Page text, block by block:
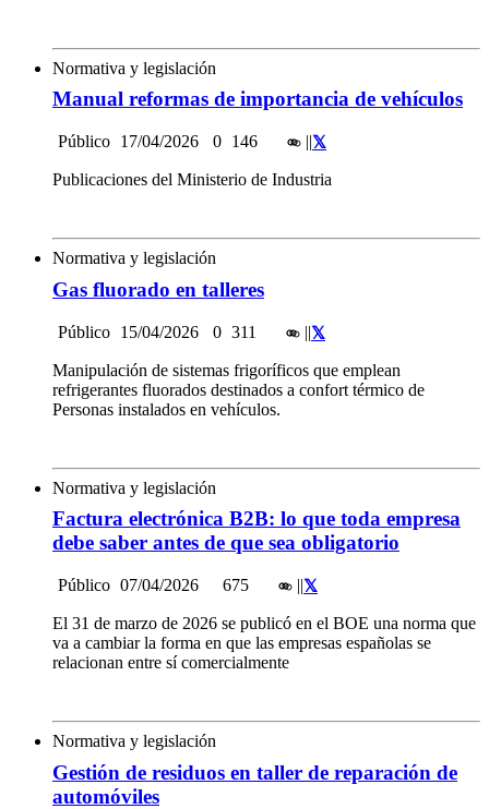
Normativa y legislación
Manual reformas de importancia de vehículos
Público 17/04/2026 0 146 ||
Publicaciones del Ministerio de Industria
Normativa y legislación
Gas fluorado en talleres
Público 15/04/2026 0 311 ||
Manipulación de sistemas frigoríficos que emplean
refrigerantes fluorados destinados a confort térmico de
Personas instalados en vehículos.
Normativa y legislación
Factura electrónica B2B: lo que toda empresa
debe saber antes de que sea obligatorio
Público 07/04/2026 675 ||
El 31 de marzo de 2026 se publicó en el BOE una norma que
va a cambiar la forma en que las empresas españolas se
relacionan entre sí comercialmente
Normativa y legislación
Gestión de residuos en taller de reparación de
automóviles